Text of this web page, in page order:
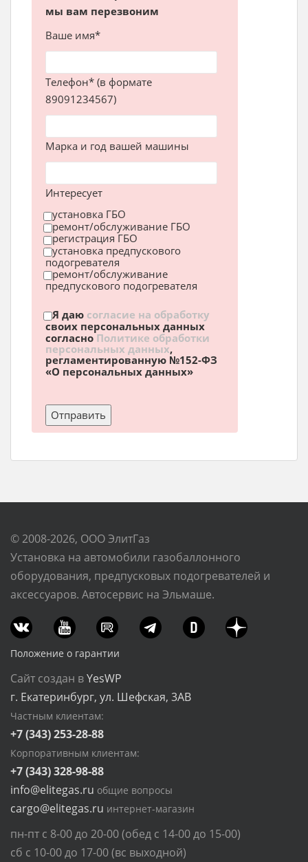
мы вам перезвоним
Ваше имя*
Телефон* (в формате
89091234567)
Марка и год вашей машины
Интересует
установка ГБО
ремонт/обслуживание ГБО
регистрация ГБО
установка предпускового
подогревателя
ремонт/обслуживание
предпускового подогревателя
Я даю согласие на обработку
своих персональных данных
согласноПолитике обработки
персональных данных,
регламентированную №152-ФЗ
«О персональных данных»
© 2008-2026, ООО ЭлитГаз
Установка на автомобили газобаллонного
оборудования, предпусковых подогревателей и
аксессуаров. Автосервис на Эльмаше.
Положение о гарантии
Сайт создан вYesWP
г. Екатеринбург, ул. Шефская, 3АВ
Частным клиентам:
+7 (343) 253-28-88
Корпоративным клиентам:
+7 (343) 328-98-88
info@elitegas.ru общие вопросы
cargo@elitegas.ru интернет-магазин
пн-пт с 8-00 до 20-00 (обед с 14-00 до 15-00)
сб с 10-00 до 17-00 (вс выходной)